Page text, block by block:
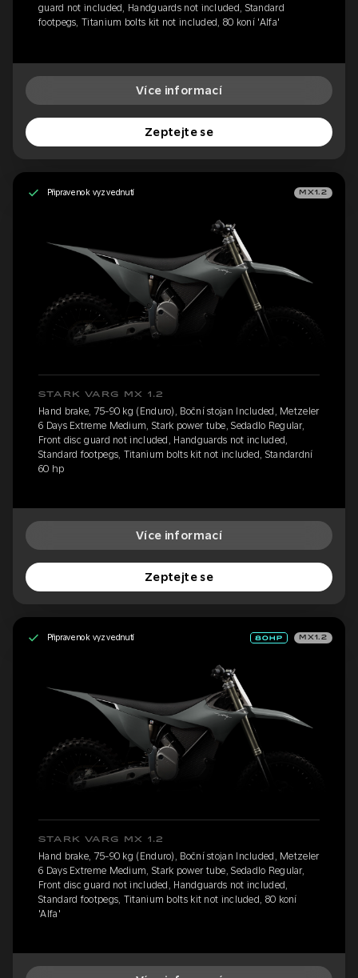
guard not included, Handguards not included, Standard
footpegs, Titanium bolts kit not included, 80 koní 'Alfa'
Více informací
Zeptejte se
Připraveno k vyzvednutí MX1.2
STARK VARG MX 1.2
Hand brake, 75-90 kg (Enduro), Boční stojan Included, Metzeler
6 Days Extreme Medium, Stark power tube, Sedadlo Regular,
Front disc guard not included, Handguards not included,
Standard footpegs, Titanium bolts kit not included, Standardní
60 hp
Více informací
Zeptejte se
Připraveno k vyzvednutí MX1.2
STARK VARG MX 1.2
Hand brake, 75-90 kg (Enduro), Boční stojan Included, Metzeler
6 Days Extreme Medium, Stark power tube, Sedadlo Regular,
Front disc guard not included, Handguards not included,
Standard footpegs, Titanium bolts kit not included, 80 koní
'Alfa'